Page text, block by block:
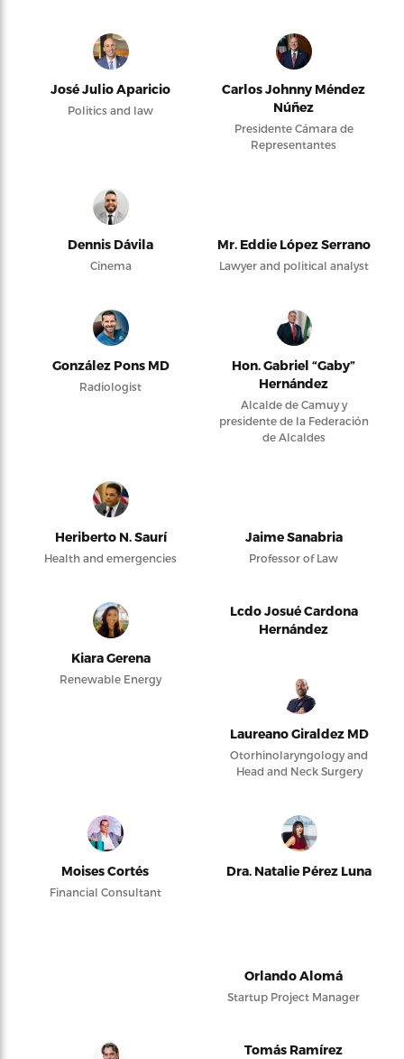
José Julio Aparicio
Politics and law
Carlos Johnny Méndez
Núñez
Presidente Cámara de
Representantes
Dennis Dávila
Cinema
Mr. Eddie López Serrano
Lawyer and political analyst
González Pons MD
Radiologist
Hon. Gabriel “Gaby”
Hernández
Alcalde de Camuy y
presidente de la Federación
de Alcaldes
Heriberto N. Saurí
Health and emergencies
Jaime Sanabria
Professor of Law
Kiara Gerena
Renewable Energy
Lcdo Josué Cardona
Hernández
Laureano Giraldez MD
Otorhinolaryngology and
Head and Neck Surgery
Moises Cortés
Financial Consultant
Dra. Natalie Pérez Luna
Orlando Alomá
Startup Project Manager
Tomás Ramírez